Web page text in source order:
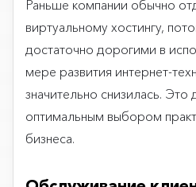
Раньше компании обычно
виртуальному хостингу,
достаточно дорогими в
мере развития интернет-
значительно снизилась. Это
оптимальным выбором
бизнеса.